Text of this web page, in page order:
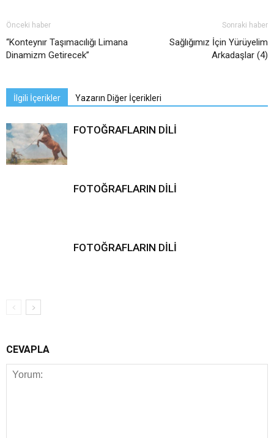
Önceki haber
“Konteynır Taşımacılığı Limana
Dinamizm Getirecek”
Sonraki haber
Sağlığımız İçin Yürüyelim
Arkadaşlar (4)
İlgili İçerikler Yazarın Diğer İçerikleri
FOTOĞRAFLARIN DİLİ
FOTOĞRAFLARIN DİLİ
FOTOĞRAFLARIN DİLİ
CEVAPLA